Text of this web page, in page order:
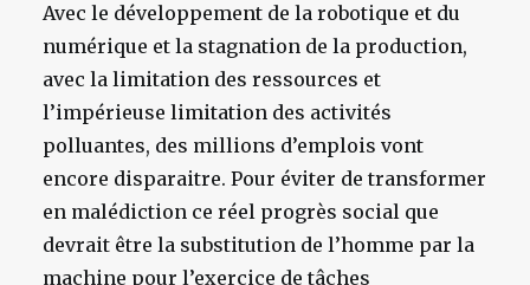
Avec le développement de la robotique et du
numérique et la stagnation de la production,
avec la limitation des ressources et
l’impérieuse limitation des activités
polluantes, des millions d’emplois vont
encore disparaitre. Pour éviter de transformer
en malédiction ce réel progrès social que
devrait être la substitution de l’homme par la
machine pour l’exercice de tâches